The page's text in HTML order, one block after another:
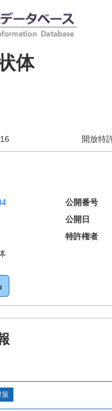
体
開放特
公開番号
公開日
特許権者
策